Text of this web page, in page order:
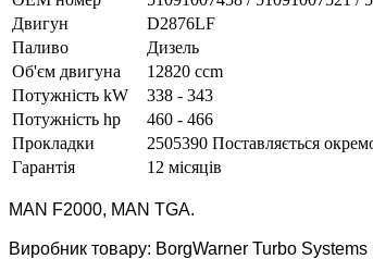
Двигун
D2876LF
Паливо
Дизель
Об'єм двигуна
12820 ccm
Потужність kW
338 - 343
Потужність hp
460 - 466
Прокладки
2505390 Поставляється
Гарантія
12 місяців
MAN F2000, MAN TGA.
Виробник товару: BorgWarner Turbo